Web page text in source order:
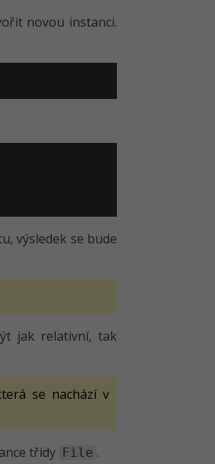
novou instanci.
výsledek se bude
jak relativní, tak
se nachází v
třídy File .